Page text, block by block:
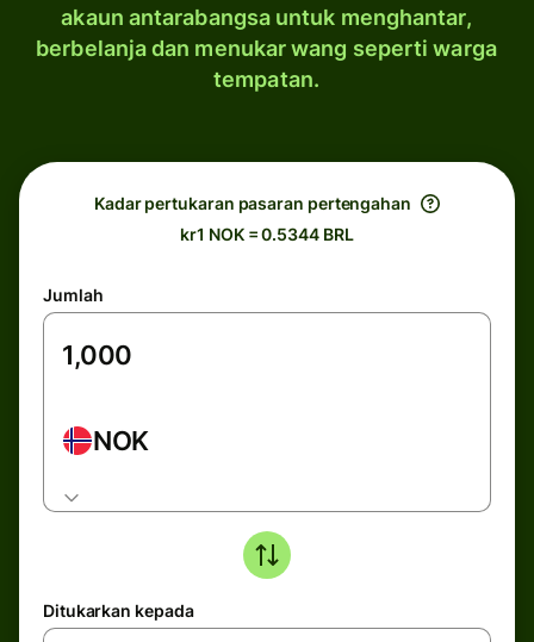
akaun antarabangsa untuk menghantar,
berbelanja dan menukar wang seperti warga
tempatan.
Kadar pertukaran pasaran pertengahan
kr1 NOK = 0.5344 BRL
Jumlah
NOK
Ditukarkan kepada